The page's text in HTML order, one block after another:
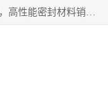
沈阳默塔化学有限公司经营范围包括：化工产品销售，专用化学产品销售，非食用盐销售，食品添加剂销售，高性能密封材料销售，涂料销售，合成材料销售，工程塑料及合成树脂销售等；主要产品有高纯电子级环丁砜，总金属离子可控制在ppb级别、纯度高、颜色浅、耐高温分解时间长，特别适合于半导体制造，硅片晶圆制造，清洗湿电子化学品，锂电池电解液，电子油墨，特种材料等高端行业；也适用于医药合成。